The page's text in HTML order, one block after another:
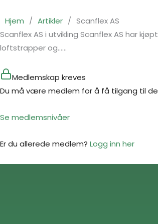
rett
til
innholdet
Hjem / Artikler / Scanflex AS
Scanflex AS i utvikling Scanflex AS har
loftstrapper og…...
Medlemskap kreves
Du må være medlem for å få tilgang til
Se medlemsnivåer
Er du allerede medlem? Logg inn her